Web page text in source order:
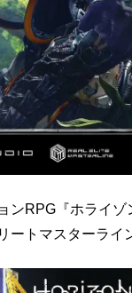
ンRPG『ホライ
ートマスターライ